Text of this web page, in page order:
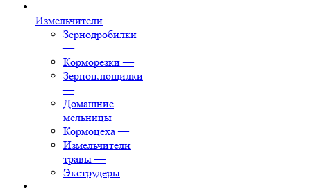
Измельчители
Зернодробилки
—
Корморезки —
Зерноплющилки
—
Домашние
мельницы —
Кормоцеха —
Измельчители
травы —
Экструдеры